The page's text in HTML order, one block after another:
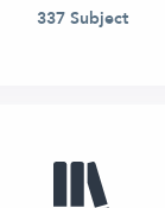
337 Subject